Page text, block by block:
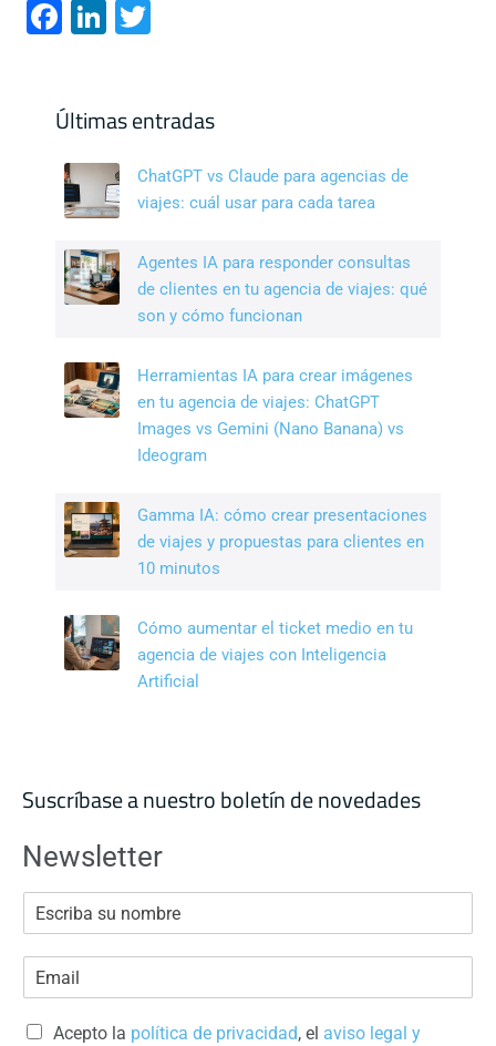
F
e
b
o
o
k
Li
e
dI
n
er
Últimas entradas
ChatGPT vs Claude para agencias de
viajes: cuál usar para cada tarea
Agentes IA para responder consultas
de clientes en tu agencia de viajes: qué
son y cómo funcionan
Herramientas IA para crear imágenes
en tu agencia de viajes: ChatGPT
Images vs Gemini (Nano Banana) vs
Ideogram
Gamma IA: cómo crear presentaciones
de viajes y propuestas para clientes en
10 minutos
Cómo aumentar el ticket medio en tu
agencia de viajes con Inteligencia
Artificial
Suscríbase a nuestro boletín de novedades
Newsletter
c
a
u
a
Acepto la política de privacidad, el aviso legal y